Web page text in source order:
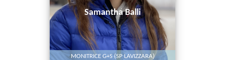
Samantha Balli
MONITRICE G+S (SP LAVIZZARA)